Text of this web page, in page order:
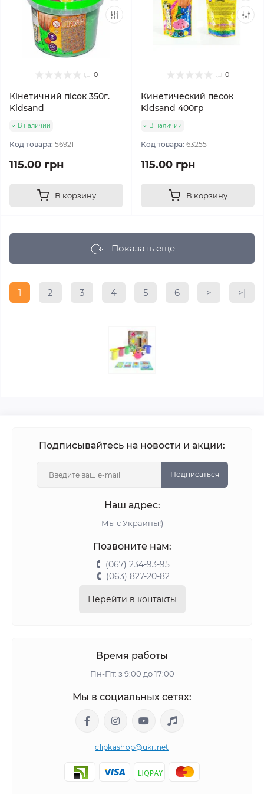
0
Кінетичний пісок 350г.
Kidsand
В наличии
Код товара: 56921
115.00 грн
В корзину
0
Кинетический песок
Kidsand 400гр
В наличии
Код товара: 63255
115.00 грн
В корзину
Показать еще
1 2 3 4 5 6 > >|
Подписывайтесь на новости и акции:
Подписаться
Наш адрес:
Мы с Украины!)
Позвоните нам:
(067) 234-93-95
(063) 827-20-82
Перейти в контакты
Время работы
Пн-Пт: з 9:00 до 17:00
Мы в социальных сетях:
clipkashop@ukr.net